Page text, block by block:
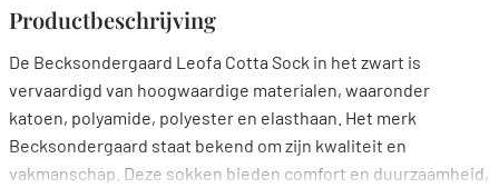
Productbeschrijving
De Becksondergaard Leofa Cotta Sock in het zwart is
vervaardigd van hoogwaardige materialen, waaronder
katoen, polyamide, polyester en elasthaan. Het merk
Becksondergaard staat bekend om zijn kwaliteit en
vakmanschap. Deze sokken bieden comfort en duurzaamheid,